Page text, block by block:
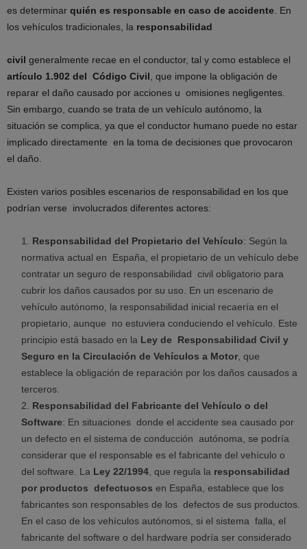
es determinar quién es responsable en caso de accidente . En
los vehículos tradicionales, la responsabilidad
civil generalmente recae en el conductor, tal y como establece el
artículo 1.902 del Código Civil , que impone la obligación de
reparar el daño causado por acciones u omisiones negligentes.
Sin embargo, cuando se trata de un vehículo autónomo, la
situación se complica, ya que el conductor humano puede no estar
implicado directamente en la toma de decisiones que provocaron
el daño.
Existen varios posibles escenarios de responsabilidad en los que
podrían verse involucrados diferentes actores:
Responsabilidad del Propietario del Vehículo: Según la
normativa actual en España, el propietario de un vehículo debe
contratar un seguro de responsabilidad civil obligatorio para
cubrir los daños causados por su uso. En un escenario de
vehículo autónomo, la responsabilidad inicial recaería en el
propietario, aunque no estuviera conduciendo el vehículo. Este
principio está basado en la Ley de Responsabilidad Civil y
Seguro en la Circulación de Vehículos a Motor , que
establece la obligación de reparación por los daños causados a
terceros.
Responsabilidad del Fabricante del Vehículo o del
Software: En situaciones donde el accidente sea causado por
un defecto en el sistema de conducción autónoma, se podría
considerar que el responsable es el fabricante del vehículo o
del software. La Ley 22/1994 , que regula la responsabilidad
por productos defectuosos en España, establece que los
fabricantes son responsables de los defectos de sus productos.
En el caso de los vehículos autónomos, si el sistema falla, el
fabricante del software o del hardware podría ser considerado